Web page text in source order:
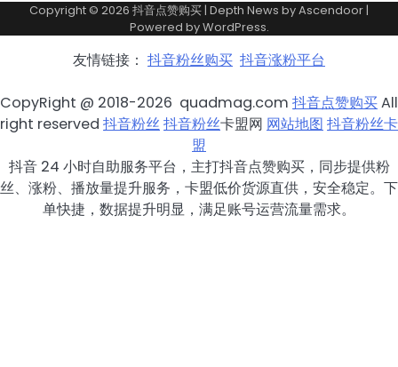
Copyright © 2026 抖音点赞购买| Depth News byAscendoor|
Powered byWordPress.
友情链接： 抖音粉丝购买 抖音涨粉平台
CopyRight @ 2018-2026 quadmag.com 抖音点赞购买All
right reserved 抖音粉丝抖音粉丝卡盟网 网站地图 抖音粉丝卡
盟
抖音 24 小时自助服务平台，主打抖音点赞购买，同步提供粉
丝、涨粉、播放量提升服务，卡盟低价货源直供，安全稳定。下
单快捷，数据提升明显，满足账号运营流量需求。